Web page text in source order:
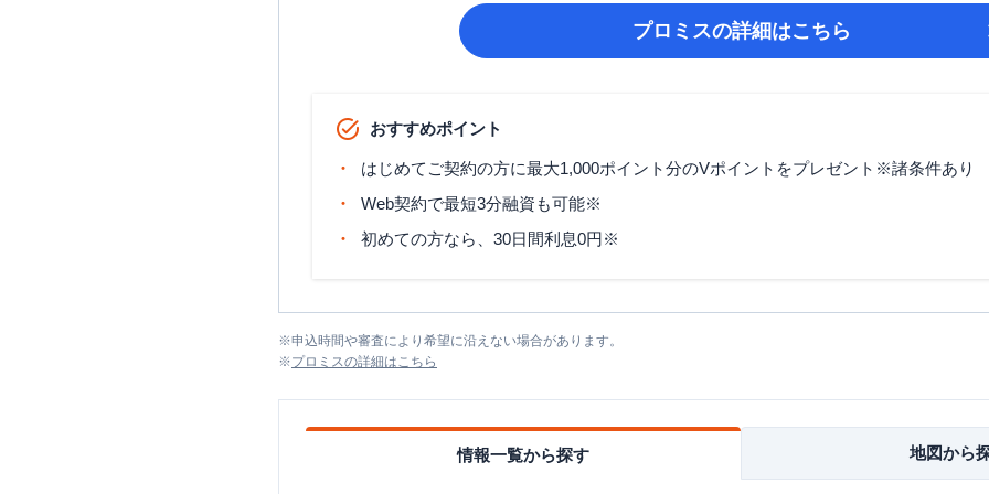
プロミスの詳細はこちら
おすすめポイント
はじめてご契約の方に最大1,000ポイント分のVポイントをプレゼント※諸条件あり
Web契約で最短3分融資も可能※
初めての方なら、30日間利息0円※
※申込時間や審査により希望に沿えない場合があります。
※プロミスの詳細はこちら
情報一覧から探す 地図から